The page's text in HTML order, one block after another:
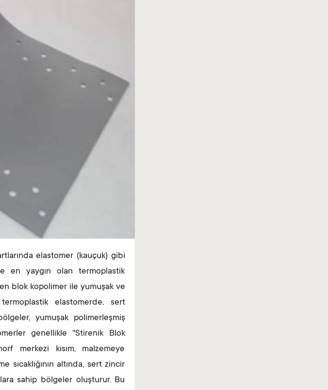
elastomer (kauçuk) gibi
en yaygın olan termoplastik
blok kopolimer ile yumuşak ve
elastomerde, sert
yumuşak polimerleşmiş
genellikle ''Stirenik Blok
merkezi kısım, malzemeye
sıcaklığının altında, sert zincir
sahip bölgeler oluşturur. Bu